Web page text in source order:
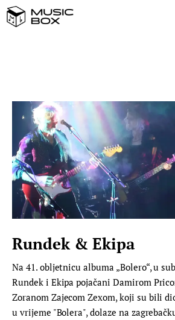
DOMAĆA GLAZBA
STRANA GLAZBA
FILM
MUSIC BOX
Rundek & Ekipa
Na 41. obljetnicu albuma „Bolero“, u
Rundek i Ekipa pojačani Damirom
Zoranom Zajecom Zexom, koji su bili
u vrijeme "Bolera", dolaze na